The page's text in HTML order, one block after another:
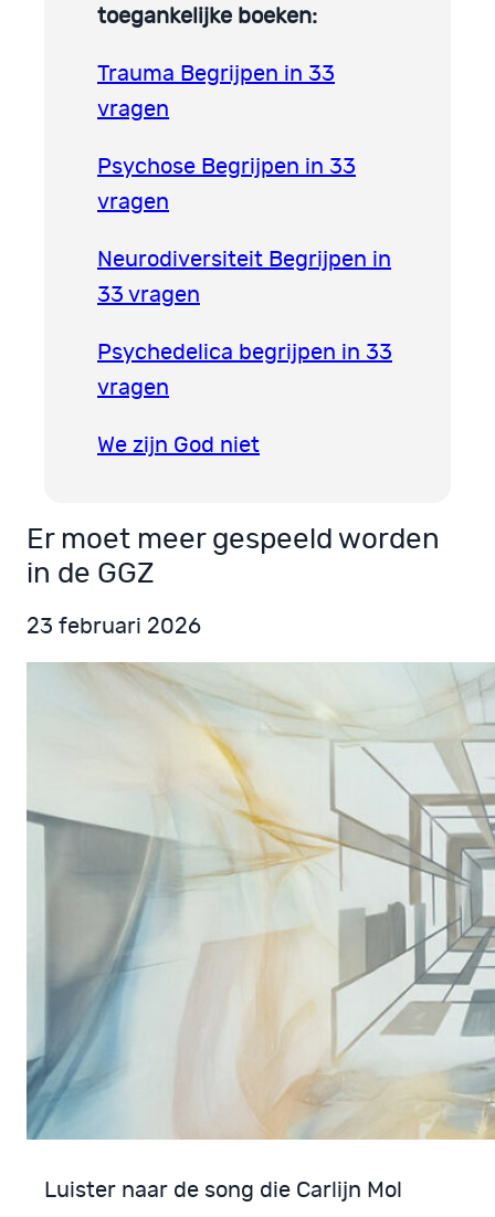
toegankelijke boeken:
Trauma Begrijpen in 33
vragen
Psychose Begrijpen in 33
vragen
Neurodiversiteit Begrijpen in
33 vragen
Psychedelica begrijpen in 33
vragen
We zijn God niet
Er moet meer gespeeld worden
in de GGZ
23 februari 2026
Luister naar de song die Carlijn Mol